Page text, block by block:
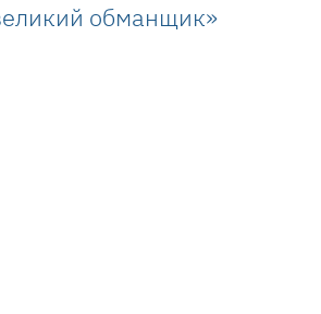
обманщик»